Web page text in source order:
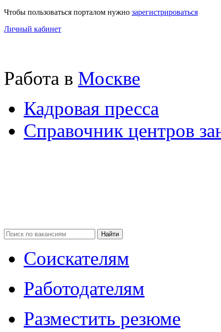
Чтобы пользоваться порталом нужно зарегистрироваться
Личный кабинет
Работа в Москве
Кадровая пресса
Справочник центров
Соискателям
Работодателям
Разместить резюме